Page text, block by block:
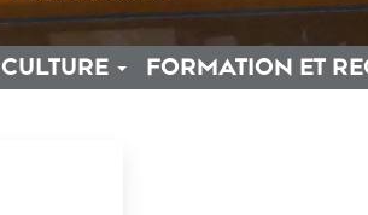
CULTURE FORMATION ET